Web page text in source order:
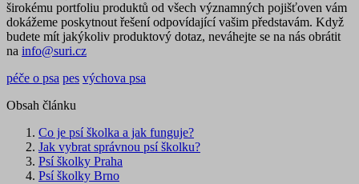
širokému portfoliu produktů od všech významných pojišťoven vám
dokážeme poskytnout řešení odpovídající vašim představám. Když
budete mít jakýkoliv produktový dotaz, neváhejte se na nás obrátit
na info@suri.cz
péče o psa pes výchova psa
Obsah článku
Co je psí školka a jak funguje?
Jak vybrat správnou psí školku?
Psí školky Praha
Psí školky Brno